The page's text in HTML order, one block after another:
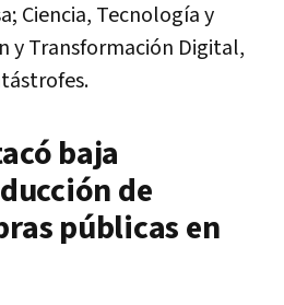
Ciencia, Tecnología y
y Transformación Digital,
baja
de
públicas en